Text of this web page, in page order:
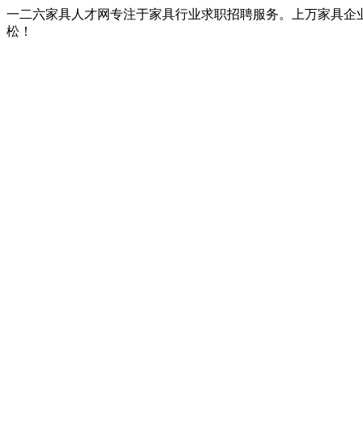
一二六家具人才网专注于家具行业求职招聘服务。上万家具
松！